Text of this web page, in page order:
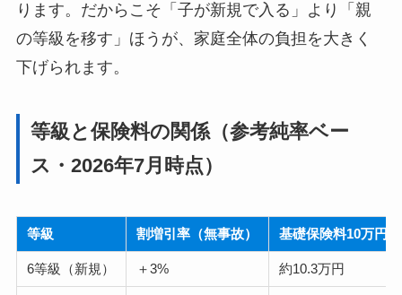
ります。だからこそ「子が新規で入る」より「親
の等級を移す」ほうが、家庭全体の負担を大きく
下げられます。
等級と保険料の関係（参考純率ベー
ス・2026年7月時点）
等級 割増引率（無事故） 基礎保険料10万円
6等級（新規） ＋3% 約10.3万円